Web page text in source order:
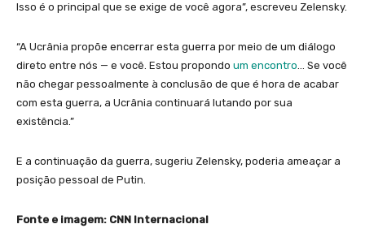
Isso é o principal que se exige de você agora”, escreveu Zelensky.
“A Ucrânia propõe encerrar esta guerra por meio de um diálogo
direto entre nós — e você. Estou propondo um encontro… Se você
não chegar pessoalmente à conclusão de que é hora de acabar
com esta guerra, a Ucrânia continuará lutando por sua
existência.”
E a continuação da guerra, sugeriu Zelensky, poderia ameaçar a
posição pessoal de Putin.
Fonte e imagem: CNN Internacional